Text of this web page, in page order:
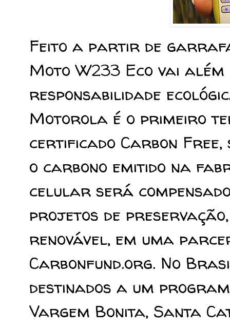
Feito a partir de
Moto W233 Eco vai além
responsabilidade
Motorola é o primeiro
certificado Carbon Free,
o carbono emitido na
celular será
projetos de
renovável, em uma
Carbonfund.org. No
destinados a um
Vargem Bonita, Santa